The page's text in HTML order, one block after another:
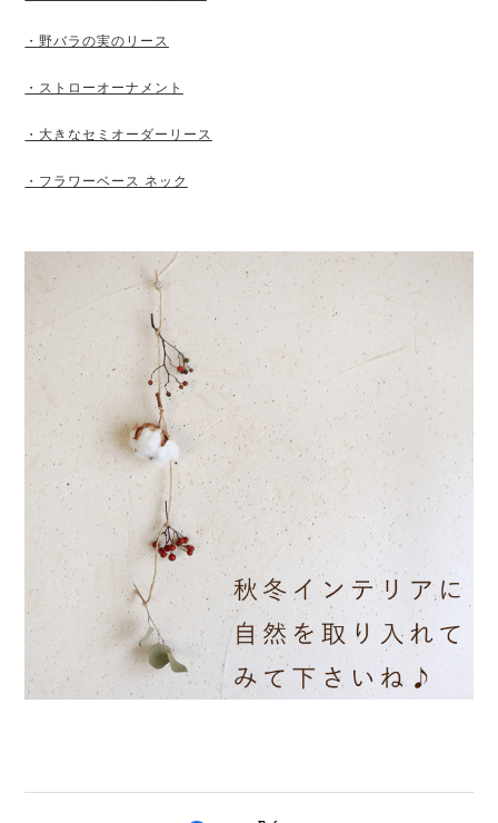
・野バラの実のリース
・ストローオーナメント
・大きなセミオーダーリース
・フラワーベース ネック